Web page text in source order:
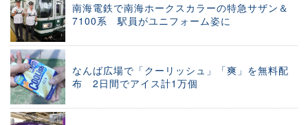
南海電鉄で南海ホークスカラーの特急サザン＆
7100系 駅員がユニフォーム姿に
なんば広場で「クーリッシュ」「爽」を無料配
布 2日間でアイス計1万個